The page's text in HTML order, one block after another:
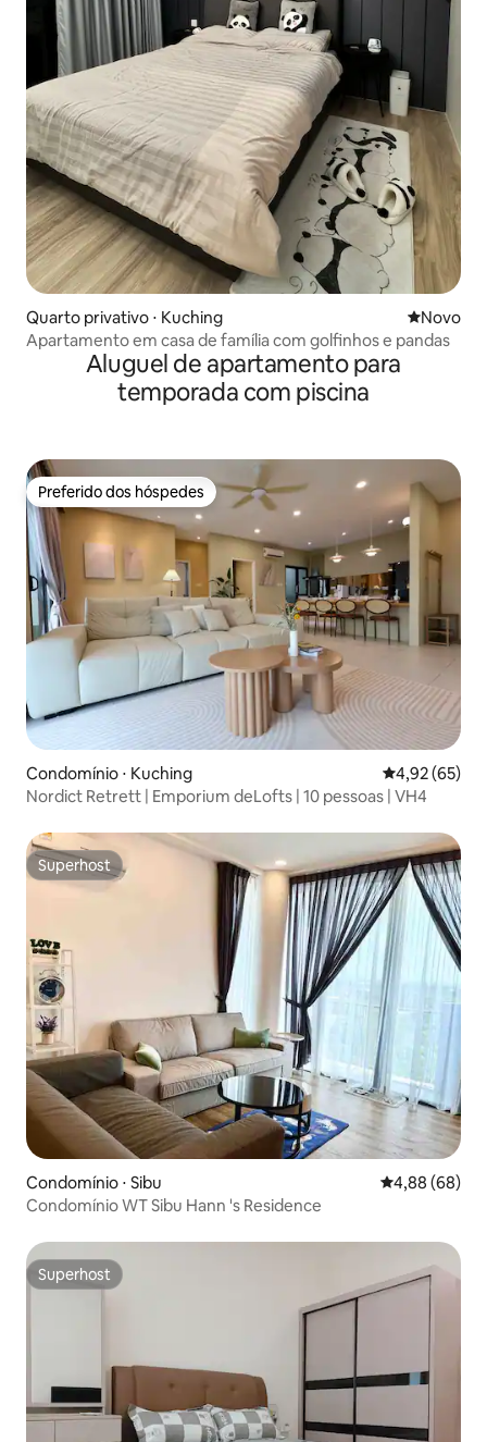
Quarto privativo ⋅ Kuching Novo
Novo
Apartamento em casa de família com golfinhos e pandas
Aluguel de apartamento para
temporada com piscina
Preferido dos hóspedes
Preferido dos hóspedes
Condomínio ⋅ Kuching 4,92 de uma
4,92 (65)
Nordict Retrett | Emporium deLofts | 10 pessoas | VH4
Superhost
Superhost
Condomínio ⋅ Sibu 4,88 de uma
4,88 (68)
Condomínio WT Sibu Hann 's Residence
Superhost
Superhost